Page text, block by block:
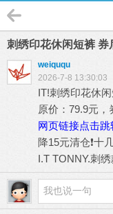
刺绣印花休闲短裤 券
weiququ
2026-7-8 13:30:03
IT!刺绣印花休
原价：79.9元，
网页链接点击跳
降15元清仓❗️十
I.T TONNY.刺